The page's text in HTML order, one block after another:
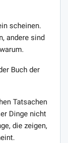
scheinen.
andere sind
Buch der
Tatsachen
Dinge nicht
die zeigen,